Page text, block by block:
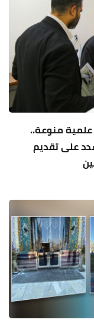
علمية منوعة..
على تقديم